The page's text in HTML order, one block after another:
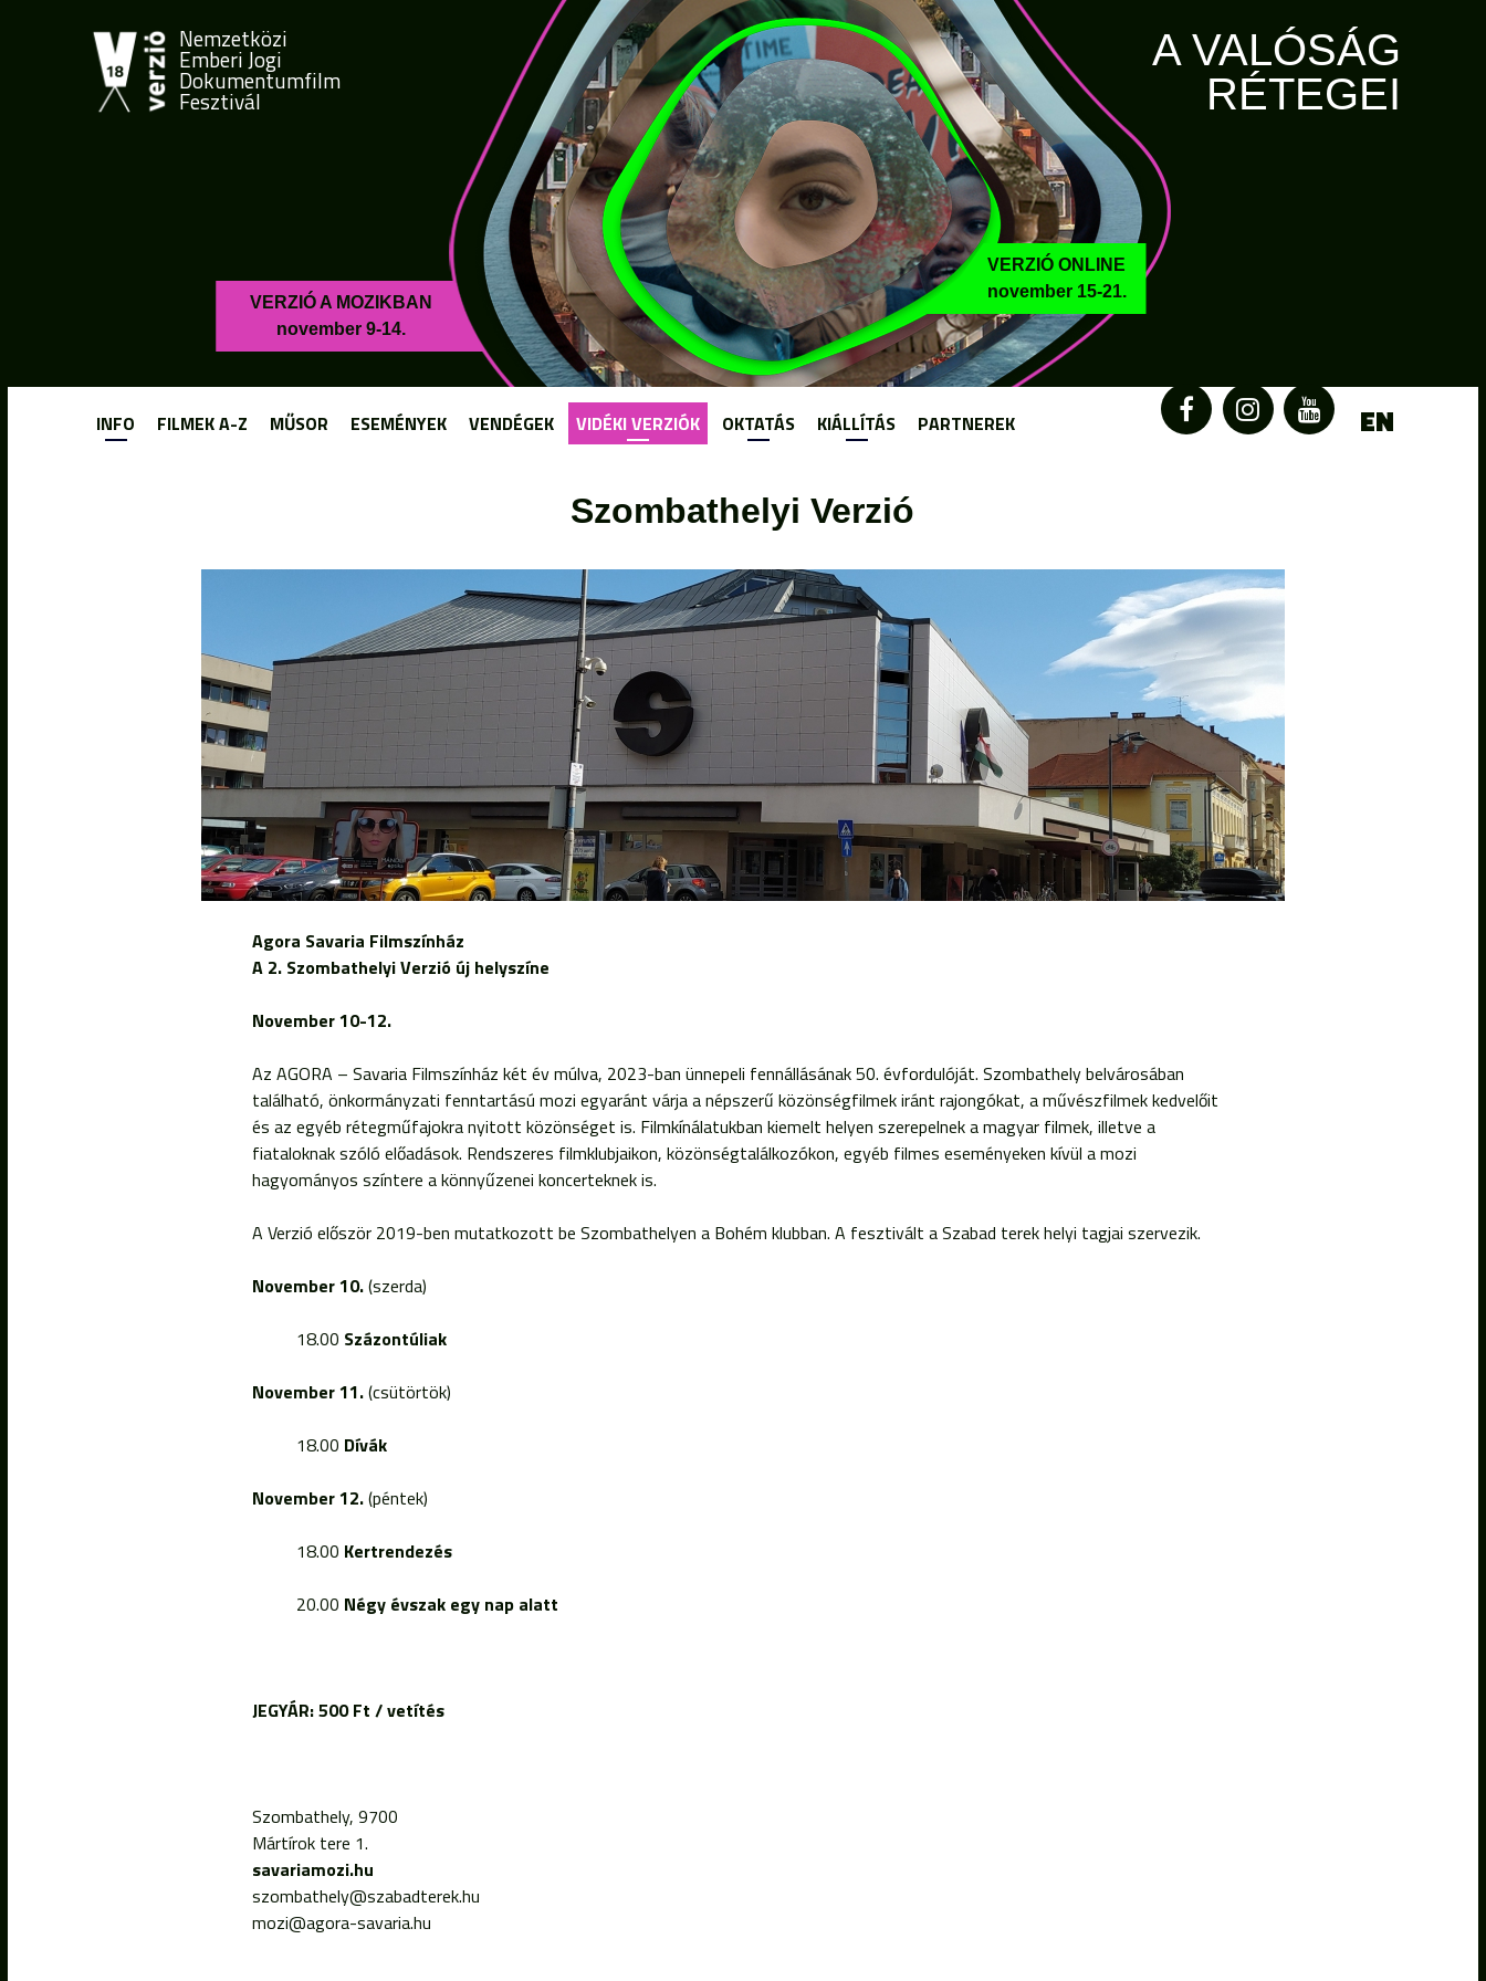
Jump to navigation
Nemzetközi
Emberi Jogi
Dokumentumfilm
Fesztivál
A VALÓSÁG
RÉTEGEI
VERZIÓ A MOZIKBAN
november 9-14.
VERZIÓ ONLINE
november 15-21.
Szombathelyi Verzió
Agora Savaria Filmszínház
A 2. Szombathelyi Verzió új helyszíne
November 10-12.
Az AGORA – Savaria Filmszínház két év múlva, 2023-ban ünnepeli fennállásának 50. évfordulóját. Szombathely belvárosában
található, önkormányzati fenntartású mozi egyaránt várja a népszerű közönségfilmek iránt rajongókat, a művészfilmek kedvelőit
és az egyéb rétegműfajokra nyitott közönséget is. Filmkínálatukban kiemelt helyen szerepelnek a magyar filmek, illetve a
fiataloknak szóló előadások. Rendszeres filmklubjaikon, közönségtalálkozókon, egyéb filmes eseményeken kívül a mozi
hagyományos színtere a könnyűzenei koncerteknek is.
A Verzió először 2019-ben mutatkozott be Szombathelyen a Bohém klubban. A fesztivált a Szabad terek helyi tagjai szervezik.
November 10.(szerda)
18.00 Százontúliak
November 11.(csütörtök)
18.00 Dívák
November 12.(péntek)
18.00 Kertrendezés
20.00 Négy évszak egy nap alatt
JEGYÁR: 500 Ft / vetítés
Szombathely, 9700
Mártírok tere 1.
savariamozi.hu
szombathely@szabadterek.hu
mozi@agora-savaria.hu
INFO FILMEK A-Z MŰSOR ESEMÉNYEK VENDÉGEK VIDÉKI VERZIÓK OKTATÁS KIÁLLÍTÁS PARTNEREK EN